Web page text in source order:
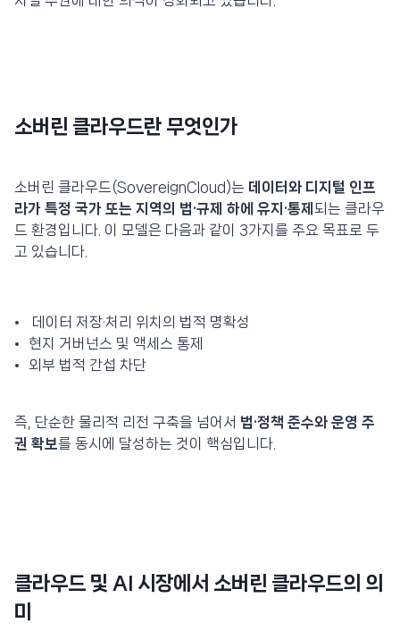
소버린 클라우드란 무엇인가
소버린 클라우드(SovereignCloud)는 데이터와 디지털 인프
라가 특정 국가 또는 지역의 법·규제 하에 유지·통제 되는 클라우
드 환경입니다. 이 모델은 다음과 같이 3가지를 주요 목표로 두
고 있습니다.
데이터 저장·처리 위치의 법적 명확성
현지 거버넌스 및 액세스 통제
외부 법적 간섭 차단
즉, 단순한 물리적 리전 구축을 넘어서 법·정책 준수와 운영 주
권 확보를 동시에 달성하는 것이 핵심입니다.
클라우드 및 AI 시장에서 소버린 클라우드의 의
미